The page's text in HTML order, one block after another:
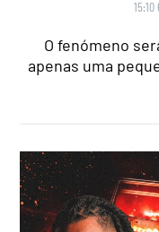
O fenómeno
apenas uma